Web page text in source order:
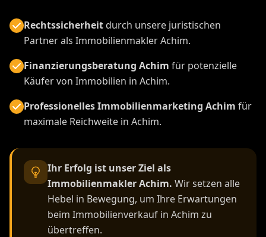
Rechtssicherheitdurch unsere juristischen
Partner als Immobilienmakler Achim.
Finanzierungsberatung Achim für potenzielle
Käufer von Immobilien in Achim.
Professionelles Immobilienmarketing Achim für
maximale Reichweite in Achim.
Ihr Erfolg ist unser Ziel als
Immobilienmakler Achim. Wir setzen alle
Hebel in Bewegung, um Ihre Erwartungen
beim Immobilienverkauf in Achim zu
übertreffen.